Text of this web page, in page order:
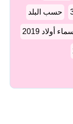
حسب البلد
أولاد 2019